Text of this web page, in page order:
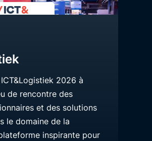
2026 à
de rencontre des
et des solutions
le domaine de la
inspirante pour